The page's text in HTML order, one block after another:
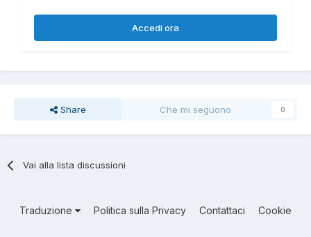
Accedi ora
Share Che mi seguono 0
Vai alla lista discussioni
Traduzione Politica sulla Privacy Contattaci Cookie